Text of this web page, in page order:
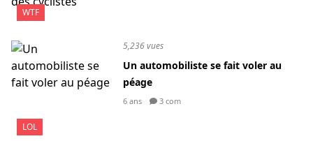
WTF
LOL
5,236 vues
Un automobiliste se fait voler au
péage
6 ans 3 com